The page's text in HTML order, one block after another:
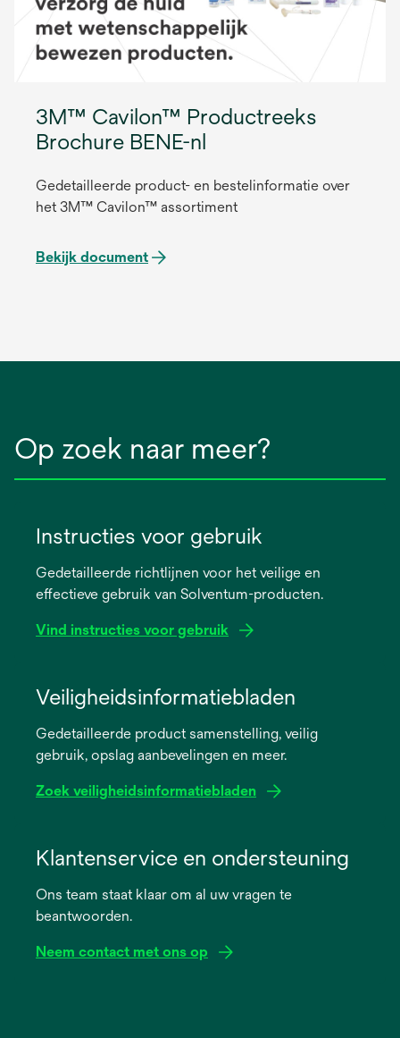
3M™ Cavilon™ Productreeks
Brochure BENE-nl
Gedetailleerde product- en bestelinformatie over
het 3M™ Cavilon™ assortiment
Bekijk document
Op zoek naar meer?
Instructies voor gebruik
Gedetailleerde richtlijnen voor het veilige en
effectieve gebruik van Solventum-producten.
Vind instructies voor gebruik
new
Veiligheidsinformatiebladen
Gedetailleerde product samenstelling, veilig
gebruik, opslag aanbevelingen en meer.
Zoek veiligheidsinformatiebladen
new
Klantenservice en ondersteuning
Ons team staat klaar om al uw vragen te
beantwoorden.
Neem contact met ons op